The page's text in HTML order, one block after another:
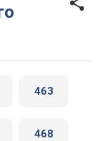
463
468